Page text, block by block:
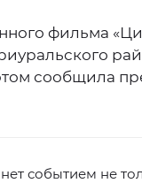
фильма
сообщила
событием не